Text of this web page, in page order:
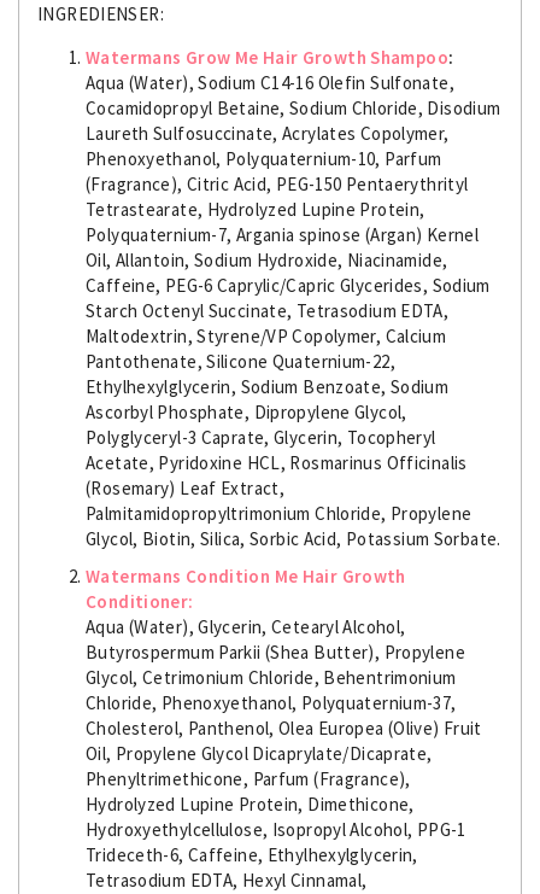
INGREDIENSER:
Watermans Grow Me​ Hair Growth Shampoo:
Aqua (Water), Sodium C14-16 Olefin Sulfonate,
Cocamidopropyl Betaine, Sodium Chloride, Disodium
Laureth Sulfosuccinate, Acrylates Copolymer,
Phenoxyethanol, Polyquaternium-10, Parfum
(Fragrance), Citric Acid, PEG-150 Pentaerythrityl
Tetrastearate, Hydrolyzed Lupine Protein,
Polyquaternium-7, Argania spinose (Argan) Kernel
Oil, Allantoin, Sodium Hydroxide, Niacinamide,
Caffeine, PEG-6 Caprylic/Capric Glycerides, Sodium
Starch Octenyl Succinate, Tetrasodium EDTA,
Maltodextrin, Styrene/VP Copolymer, Calcium
Pantothenate, Silicone Quaternium-22,
Ethylhexylglycerin, Sodium Benzoate, Sodium
Ascorbyl Phosphate, Dipropylene Glycol,
Polyglyceryl-3 Caprate, Glycerin, Tocopheryl
Acetate, Pyridoxine HCL, Rosmarinus Officinalis
(Rosemary) Leaf Extract,
Palmitamidopropyltrimonium Chloride, Propylene
Glycol, Biotin, Silica, Sorbic Acid, Potassium Sorbate.
Watermans Condition Me Hair Growth
Conditioner:
Aqua (Water), Glycerin, Cetearyl Alcohol,
Butyrospermum Parkii (Shea Butter), Propylene
Glycol, Cetrimonium Chloride, Behentrimonium
Chloride, Phenoxyethanol, Polyquaternium-37,
Cholesterol, Panthenol, Olea Europea (Olive) Fruit
Oil, Propylene Glycol Dicaprylate/Dicaprate,
Phenyltrimethicone, Parfum (Fragrance),
Hydrolyzed Lupine Protein, Dimethicone,
Hydroxyethylcellulose, Isopropyl Alcohol, PPG-1
Trideceth-6, Caffeine, Ethylhexylglycerin,
Tetrasodium EDTA, Hexyl Cinnamal,